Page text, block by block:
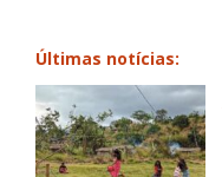
Últimas notícias: